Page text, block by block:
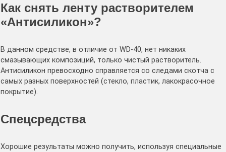
Как снять ленту растворителем
«Антисиликон»?
В данном средстве, в отличие от WD-40, нет никаких
смазывающих композиций, только чистый растворитель.
Антисиликон превосходно справляется со следами скотча с
самых разных поверхностей (стекло, пластик, лакокрасочное
покрытие).
Спецсредства
Хорошие результаты можно получить, используя специальные